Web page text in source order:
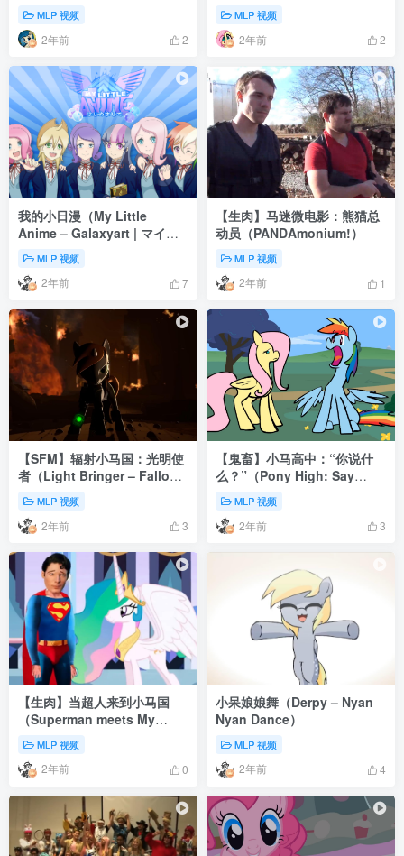
MLP 视频
2年前 2
MLP 视频
2年前 2
我的小日漫（My Little
Anime – Galaxyart | マイリ
トルアニメ）
MLP 视频
2年前 7
【生肉】马迷微电影：熊猫总
动员（PANDAmonium!）
MLP 视频
2年前 1
【SFM】辐射小马国：光明使
者（Light Bringer – Fallout
Equestria ）
MLP 视频
2年前 3
【鬼畜】小马高中：“你说什
么？”（Pony High: Say
What | Say My Little Pony）
MLP 视频
2年前 3
【生肉】当超人来到小马国
（Superman meets My
Little Pony）
MLP 视频
2年前 0
小呆娘娘舞（Derpy – Nyan
Nyan Dance）
MLP 视频
2年前 4